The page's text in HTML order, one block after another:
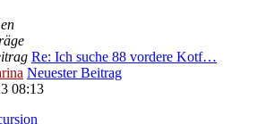
Re: Ich suche 88 vordere Kotf…
Neuester Beitrag
08:13